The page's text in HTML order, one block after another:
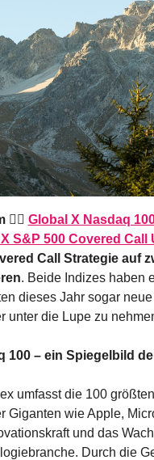
Global X Nasdaq
S&P 500 Covered Call
Call Strategie auf
. Beide Indizes haben
dieses Jahr sogar
unter die Lupe zu
100 – ein Spiegelbild
umfasst die 100
Giganten wie Apple,
und das
Durch die